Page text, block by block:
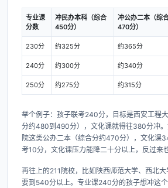
专业课
分数
冲民办本科（综合
450分）
冲公办二本（综
470分）
230分 约325分 约365分
240分 约300分 约340分
250分 约275分 约315分
举个例子：孩子联考240分，目标是西安工程
分约480到490分），文化课就得往380分冲
院这类公办二本（综合分约470分），文化课
考10分，文化课压力能降二十分以上，反过来
再往上的211院校，比如陕西师范大学、西北
要到540分以上。专业课240分的孩子想冲这